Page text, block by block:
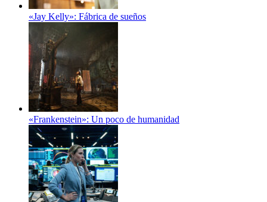
«Jay Kelly»: Fábrica de sueños
«Frankenstein»: Un poco de humanidad